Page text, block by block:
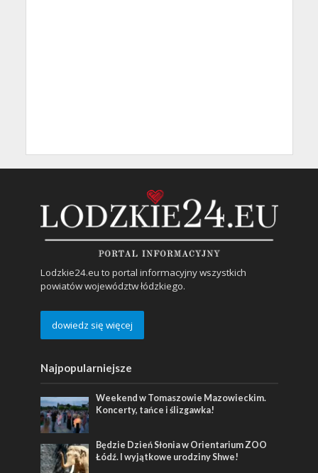
Lodzkie24.eu to portal informacyjny wszystkich
powiatów województw łódzkiego.
dowiedz się więcej
Najpopularniejsze
Weekend w Tomaszowie Mazowieckim.
Koncerty, tańce i ślizgawka!
Będzie Dzień Słonia w Orientarium ZOO
Łódź. I wyjątkowe urodziny Shwe!